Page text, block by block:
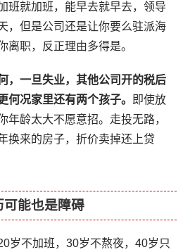
班就加班，能早去就早去，领导
，但是公司还是让你要么驻派海
离职，反正理由多得是。
，一旦失业，其他公司开的税后
何况家里还有两个孩子。
即使放
年龄太大不愿意招。走投无路，
换来的房子，折价卖掉还上贷
可能也是障碍
岁不加班，30岁不熬夜，40岁只